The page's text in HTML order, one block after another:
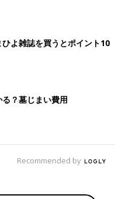
よ雑誌を買うとポイント10
？墓じまい費用
Recommended by